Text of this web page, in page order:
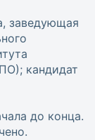
заведующая
кандидат
до конца.